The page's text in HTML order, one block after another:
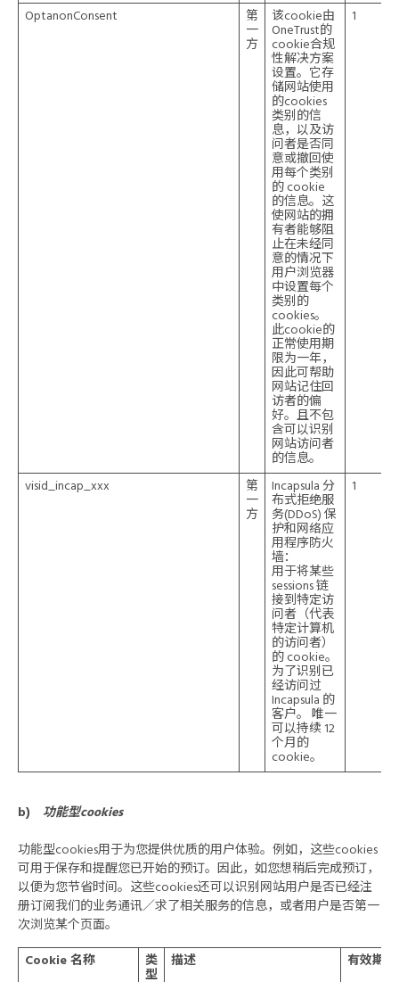
OptanonConsent 第
一
方
该cookie由
OneTrust的
cookie合规
性解决方案
设置。它存
储网站使用
的cookies
类别的信
息，以及访
问者是否同
意或撤回使
用每个类别
的 cookie
的信息。这
使网站的拥
有者能够阻
止在未经同
意的情况下
用户浏览器
中设置每个
类别的
cookies。
此cookie的
正常使用期
限为一年，
因此可帮助
网站记住回
访者的偏
好。且不包
含可以识别
网站访问者
的信息。
1
visid_incap_xxx 第
一
方
Incapsula 分
布式拒绝服
务(DDoS) 保
护和网络应
用程序防火
墙：
用于将某些
sessions 链
接到特定访
问者（代表
特定计算机
的访问者）
的 cookie。
为了识别已
经访问过
Incapsula 的
客户。 唯一
可以持续 12
个月的
cookie。
1
b)
功能型cookies
功能型cookies用于为您提供优质的用户体验。例如，这些cookies
可用于保存和提醒您已开始的预订。因此，如您想稍后完成预订，
以便为您节省时间。这些cookies还可以识别网站用户是否已经注
册订阅我们的业务通讯／求了相关服务的信息，或者用户是否第一
次浏览某个页面。
Cookie 名称
类
型
描述 有效期